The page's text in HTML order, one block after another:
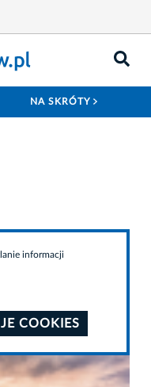
NA SKRÓTY
informacji
COOKIES